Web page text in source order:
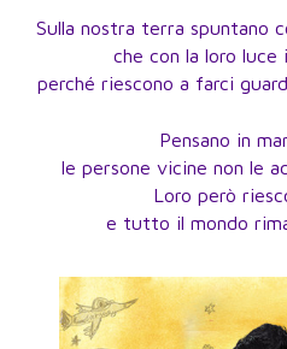
Sulla nostra terra spuntano
che con la loro luce
perché riescono a farci
Pensano in
le persone vicine non le
Loro però
e tutto il mondo